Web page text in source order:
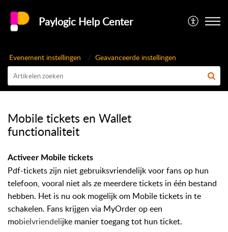
Paylogic Help Center
Evenement instellingen Geavanceerde instellingen
Mobile tickets en Wallet
functionaliteit
Activeer Mobile tickets
Pdf-tickets zijn niet gebruiksvriendelijk voor fans op hun
telefoon, vooral niet als ze meerdere tickets in één bestand
hebben. Het is nu ook mogelijk om Mobile tickets in te
schakelen. Fans krijgen via MyOrder op een
mobielvriendelijke manier toegang tot hun ticket.